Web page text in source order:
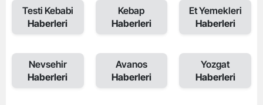
Testi Kebabi
Haberleri
Kebap
Haberleri
Et Yemekleri
Haberleri
Nevsehir
Haberleri
Avanos
Haberleri
Yozgat
Haberleri